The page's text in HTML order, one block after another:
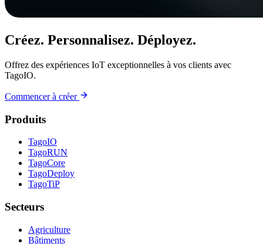
Créez. Personnalisez. Déployez.
Offrez des expériences IoT exceptionnelles à vos clients avec
TagoIO.
Commencer à créer
Produits
TagoIO
TagoRUN
TagoCore
TagoDeploy
TagoTiP
Secteurs
Agriculture
Bâtiments